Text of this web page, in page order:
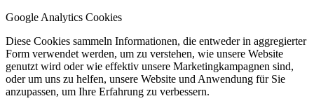
Google Analytics Cookies
Diese Cookies sammeln Informationen, die entweder in aggregierter
Form verwendet werden, um zu verstehen, wie unsere Website
genutzt wird oder wie effektiv unsere Marketingkampagnen sind,
oder um uns zu helfen, unsere Website und Anwendung für Sie
anzupassen, um Ihre Erfahrung zu verbessern.